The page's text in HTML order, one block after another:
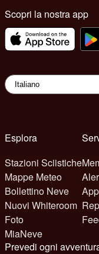
Scopri la nostra app
Esplora
Stazioni Sciistiche
Mappe Meteo
Bollettino Neve
Nuovi Whiteroom
Foto
MiaNeve
Prevedi ogni